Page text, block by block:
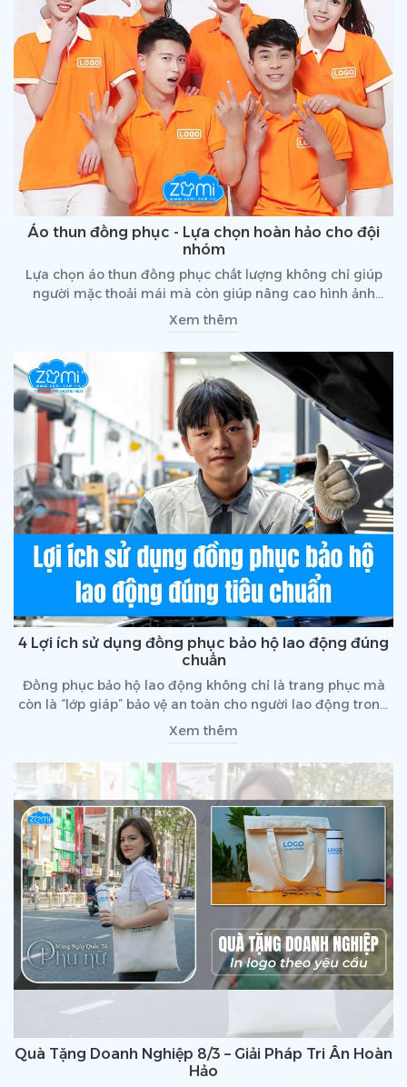
Áo thun đồng phục - Lựa chọn hoàn hảo cho đội
nhóm
Lựa chọn áo thun đồng phục chất lượng không chỉ giúp
người mặc thoải mái mà còn giúp nâng cao hình ảnh
chuyên nghiệp của doanh nghiệp. Dù trong môi trường
công ty, lớp học hay các sự kiện, mẫu áo đồng phục đẹp sẽ
giúp tạo dấu ấn riêng biệt, nâng cao tinh thần đội nhóm
hiệu quả. Với thiết kế đa dạng, màu sắc phong phú, áo
thun đồng phục luôn là lựa chọn tối ưu cho mọi tập thể.
Cùng tìm hiểu chi tiết hơn về loại trang phục này trong bài
viết sau nhé.
Xem thêm
4 Lợi ích sử dụng đồng phục bảo hộ lao động đúng
chuẩn
Đồng phục bảo hộ lao động không chỉ là trang phục mà
còn là “lớp giáp” bảo vệ an toàn cho người lao động trong
nhiều ngành nghề khác nhau. Việc sử dụng đồng phục bảo
hộ lao động đúng tiêu chuẩn giúp giảm thiểu rủi ro, nâng
cao hiệu suất làm việc và thể hiện sự chuyên nghiệp của
doanh nghiệp.
Xem thêm
Quà Tặng Doanh Nghiệp 8/3 – Giải Pháp Tri Ân Hoàn
Hảo